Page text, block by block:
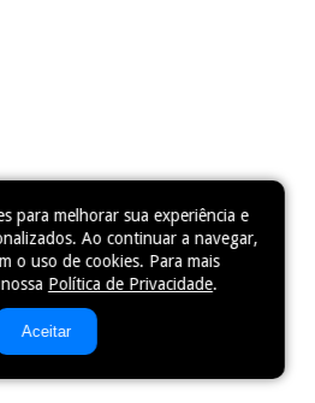
para melhorar sua experiência e
Ao continuar a navegar,
o uso de cookies. Para mais
Política de Privacidade.
Aceitar